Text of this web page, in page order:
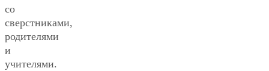
со
сверстниками,
родителями
и
учителями.